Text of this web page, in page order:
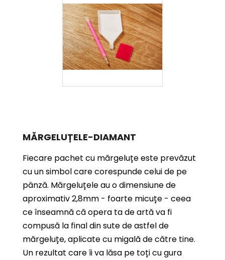
MĂRGELUȚELE-DIAMANT
Fiecare pachet cu mărgeluțe este prevăzut
cu un simbol care corespunde celui de pe
pânză. Mărgeluțele au o dimensiune de
aproximativ 2,8mm - foarte micuțe - ceea
ce înseamnă că opera ta de artă va fi
compusă la final din sute de astfel de
mărgeluțe, aplicate cu migală de către tine.
Un rezultat care îi va lăsa pe toți cu gura